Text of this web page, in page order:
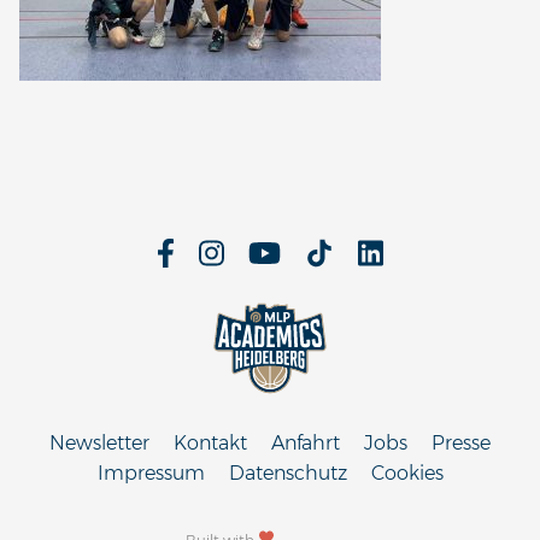
Newsletter Kontakt Anfahrt Jobs
Presse
Impressum
Datenschutz Cookies